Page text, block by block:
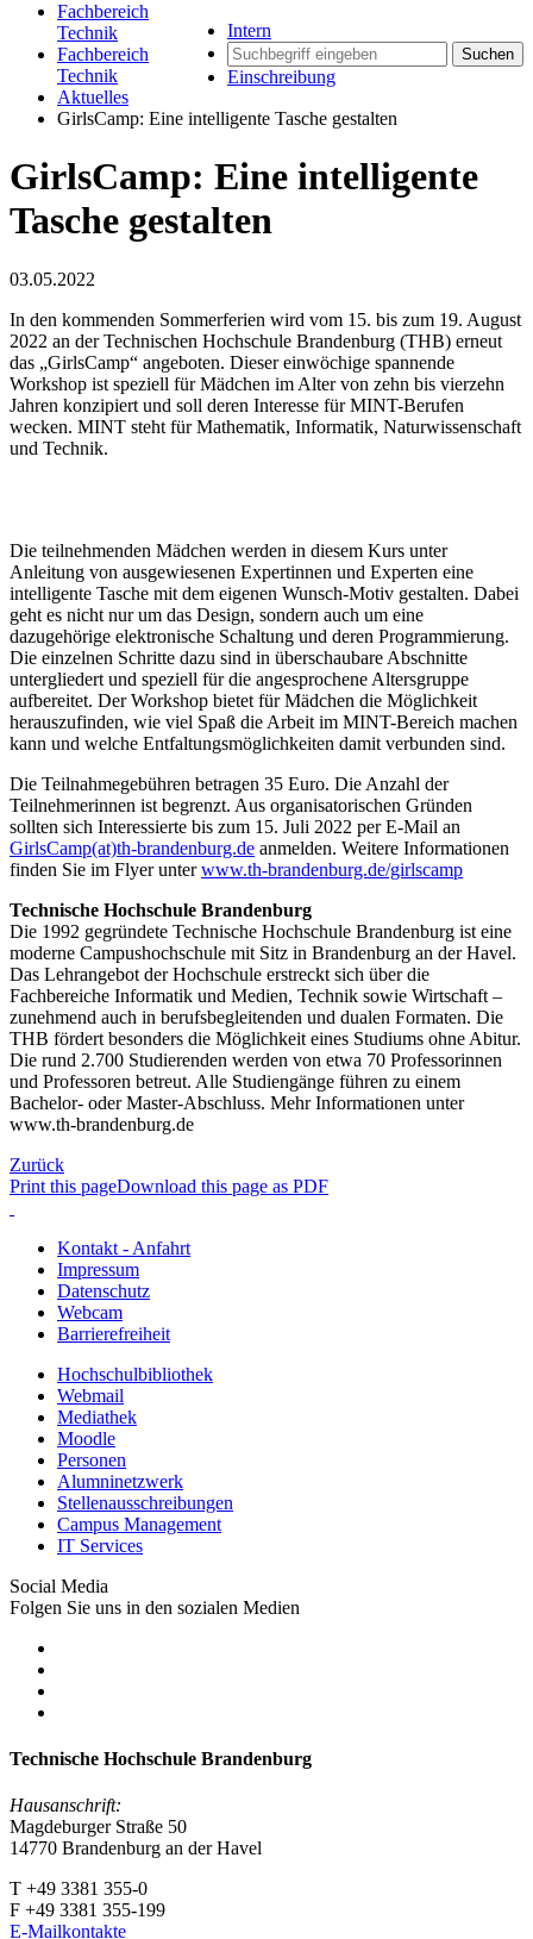
Intern
Suchen
Einschreibung
Fachbereich
Technik
Fachbereich
Technik
Aktuelles
GirlsCamp: Eine intelligente Tasche gestalten
GirlsCamp: Eine intelligente
Tasche gestalten
03.05.2022
In den kommenden Sommerferien wird vom 15. bis zum 19. August
2022 an der Technischen Hochschule Brandenburg (THB) erneut
das „GirlsCamp“ angeboten. Dieser einwöchige spannende
Workshop ist speziell für Mädchen im Alter von zehn bis vierzehn
Jahren konzipiert und soll deren Interesse für MINT-Berufen
wecken. MINT steht für Mathematik, Informatik, Naturwissenschaft
und Technik.
Die teilnehmenden Mädchen werden in diesem Kurs unter
Anleitung von ausgewiesenen Expertinnen und Experten eine
intelligente Tasche mit dem eigenen Wunsch-Motiv gestalten. Dabei
geht es nicht nur um das Design, sondern auch um eine
dazugehörige elektronische Schaltung und deren Programmierung.
Die einzelnen Schritte dazu sind in überschaubare Abschnitte
untergliedert und speziell für die angesprochene Altersgruppe
aufbereitet. Der Workshop bietet für Mädchen die Möglichkeit
herauszufinden, wie viel Spaß die Arbeit im MINT-Bereich machen
kann und welche Entfaltungsmöglichkeiten damit verbunden sind.
Die Teilnahmegebühren betragen 35 Euro. Die Anzahl der
Teilnehmerinnen ist begrenzt. Aus organisatorischen Gründen
sollten sich Interessierte bis zum 15. Juli 2022 per E-Mail an
GirlsCamp(at)th-brandenburg.de anmelden. Weitere Informationen
finden Sie im Flyer unterwww.th-brandenburg.de/girlscamp
Technische Hochschule Brandenburg
Die 1992 gegründete Technische Hochschule Brandenburg ist eine
moderne Campushochschule mit Sitz in Brandenburg an der Havel.
Das Lehrangebot der Hochschule erstreckt sich über die
Fachbereiche Informatik und Medien, Technik sowie Wirtschaft –
zunehmend auch in berufsbegleitenden und dualen Formaten. Die
THB fördert besonders die Möglichkeit eines Studiums ohne Abitur.
Die rund 2.700 Studierenden werden von etwa 70 Professorinnen
und Professoren betreut. Alle Studiengänge führen zu einem
Bachelor- oder Master-Abschluss. Mehr Informationen unter
www.th-brandenburg.de
Zurück
Print this pageDownload this page as PDF
Kontakt - Anfahrt
Impressum
Datenschutz
Webcam
Barrierefreiheit
Hochschulbibliothek
Webmail
Mediathek
Moodle
Personen
Alumninetzwerk
Stellenausschreibungen
Campus Management
IT Services
Social Media
Folgen Sie uns in den sozialen Medien
Technische Hochschule Brandenburg
Hausanschrift:
Magdeburger Straße 50
14770 Brandenburg an der Havel
T +49 3381 355-0
F +49 3381 355-199
E-Mailkontakte